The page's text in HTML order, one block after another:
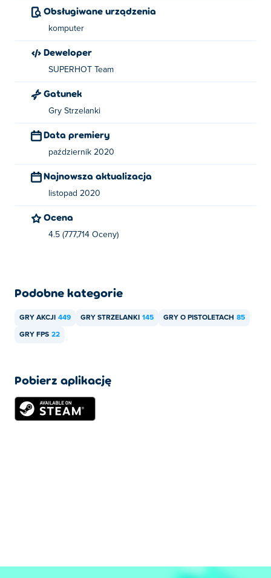
Obsługiwane urządzenia
komputer
Deweloper
SUPERHOT Team
Gatunek
Gry Strzelanki
Data premiery
październik 2020
Najnowsza aktualizacja
listopad 2020
Ocena
4.5 (777,714 Oceny)
Podobne kategorie
GRY AKCJI 449 GRY STRZELANKI 145 GRY O PISTOLETACH 85
GRY FPS 22
Pobierz aplikację